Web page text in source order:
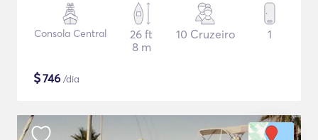
Consola Central
26 ft
8 m
10 Cruzeiro 1
$746 /dia